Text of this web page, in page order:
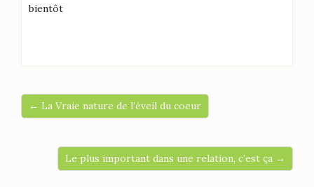
bientôt
← La Vraie nature de l’éveil du coeur
Le plus important dans une relation, c’est ça →